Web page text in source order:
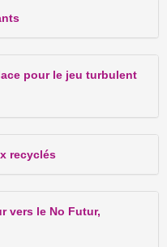
pour le jeu turbulent
recyclés
vers le No Futur,